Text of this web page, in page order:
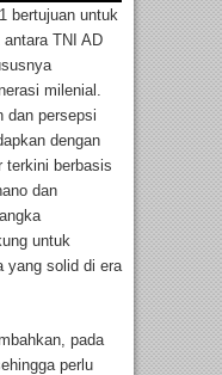
bertujuan untuk
TNI AD
milenial.
dan persepsi
dengan
terkini berbasis
dan
untuk
yang solid di era
pada
perlu